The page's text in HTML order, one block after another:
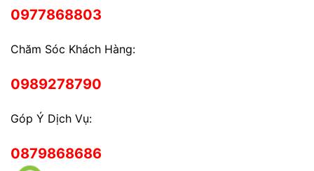
0977868803
Chăm Sóc Khách Hàng:
0989278790
Góp Ý Dịch Vụ:
0879868686